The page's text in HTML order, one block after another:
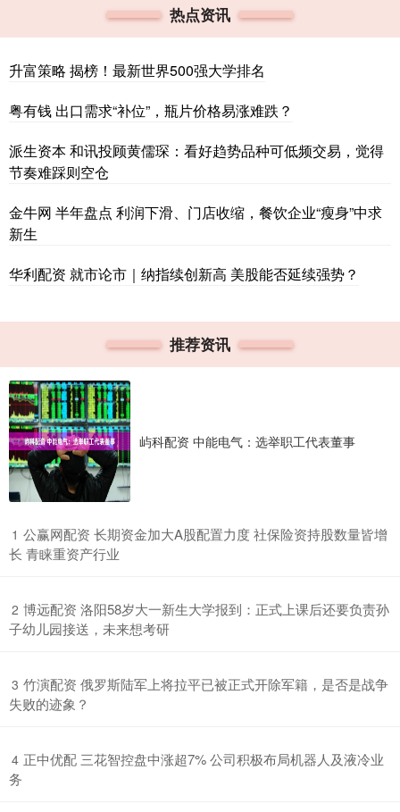
热点资讯
升富策略 揭榜！最新世界500强大学排名
粤有钱 出口需求“补位”，瓶片价格易涨难跌？
派生资本 和讯投顾黄儒琛：看好趋势品种可低频交易，觉得
节奏难踩则空仓
金牛网 半年盘点 利润下滑、门店收缩，餐饮企业“瘦身”中求
新生
华利配资 就市论市｜纳指续创新高 美股能否延续强势？
推荐资讯
屿科配资 中能电气：选举职工代表董事
1 ​公赢网配资 长期资金加大A股配置力度 社保险资持股数量皆增
长 青睐重资产行业
2 ​博远配资 洛阳58岁大一新生大学报到：正式上课后还要负责孙
子幼儿园接送，未来想考研
3 ​竹演配资 俄罗斯陆军上将拉平已被正式开除军籍，是否是战争
失败的迹象？
4 ​正中优配 三花智控盘中涨超7% 公司积极布局机器人及液冷业
务